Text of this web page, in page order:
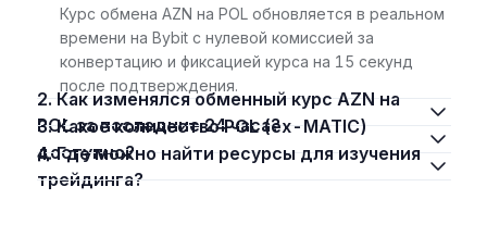
Курс обмена AZN на POL обновляется в реальном
времени на Bybit с нулевой комиссией за
конвертацию и фиксацией курса на 15 секунд
после подтверждения.
2. Как изменялся обменный курс AZN на
POL за последние 24 часа?
3. Какое количество POL (ex-MATIC)
доступно?
4. Где можно найти ресурсы для изучения
трейдинга?